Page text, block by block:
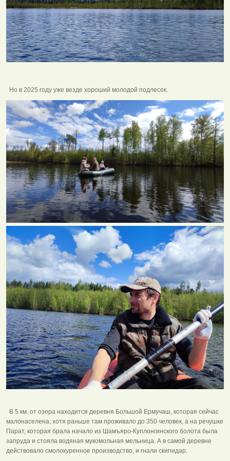
Но в 2025 году уже везде хороший молодой подлесок.
В 5 км. от озера находится деревня Большой Ермучаш, которая сейчас
малонаселена, хотя раньше там проживало до 350 человек, а на речушке
Парат, которая брала начало из Шамъяро-Куплонгинского болота была
запруда и стояла водяная мукомольная мельница. А в самой деревне
действовало смолокуренное производство, и гнали скипидар.